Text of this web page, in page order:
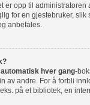
er opp til
for en gjestebruker,
anbefales.
hver gang-
av andre. For å forbli
på et bibliotek, en